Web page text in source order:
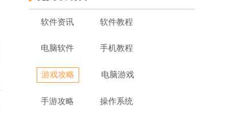
软件资讯 软件教程
电脑软件 手机教程
游戏攻略 电脑游戏
手游攻略 操作系统